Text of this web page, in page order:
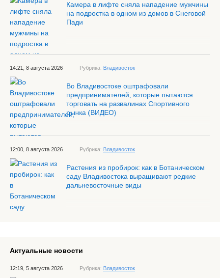
Камера в лифте сняла нападение мужчины
на подростка в одном из домов в Снеговой
Пади
14:21, 8 августа 2026 Рубрика: Владивосток
Во Владивостоке оштрафовали
предпринимателей, которые пытаются
торговать на развалинах Спортивного
рынка (ВИДЕО)
12:00, 8 августа 2026 Рубрика: Владивосток
Растения из пробирок: как в Ботаническом
саду Владивостока выращивают редкие
дальневосточные виды
Актуальные новости
12:19, 5 августа 2026 Рубрика: Владивосток